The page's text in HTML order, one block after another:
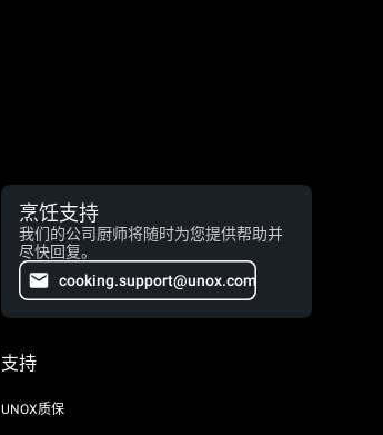
烹饪支持
我们的公司厨师将随时为您提供帮助并
尽快回复。
cooking.support@unox.com
支持
UNOX质保